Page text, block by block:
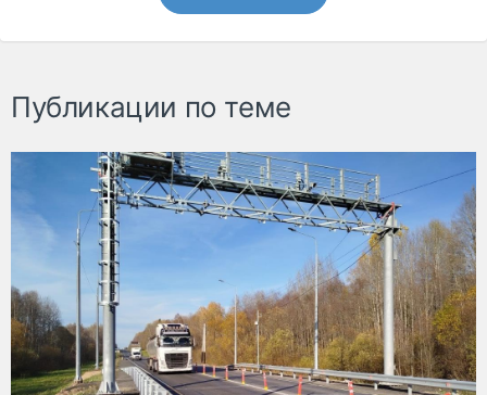
Публикации по теме